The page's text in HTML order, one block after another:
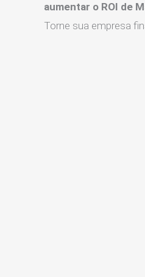
aumentar o ROI de
Torne sua empresa